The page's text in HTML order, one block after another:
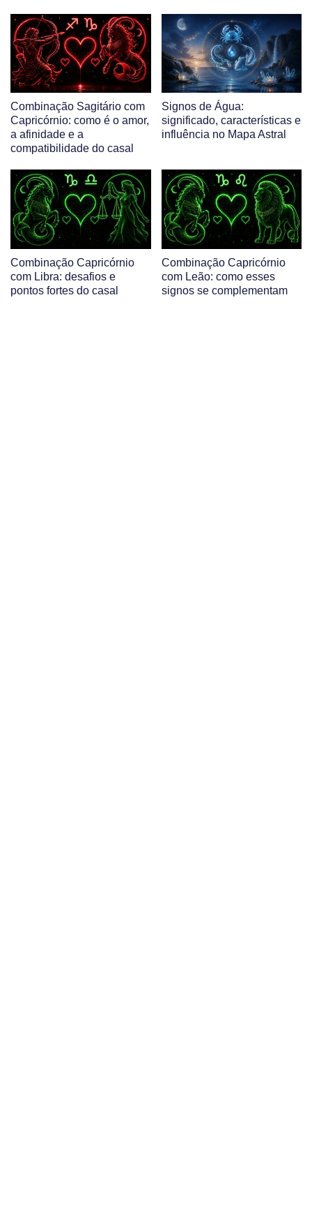
Combinação Sagitário com
Capricórnio: como é o amor,
a afinidade e a
compatibilidade do casal
Signos de Água:
significado, características e
influência no Mapa Astral
Combinação Capricórnio
com Libra: desafios e
pontos fortes do casal
Combinação Capricórnio
com Leão: como esses
signos se complementam